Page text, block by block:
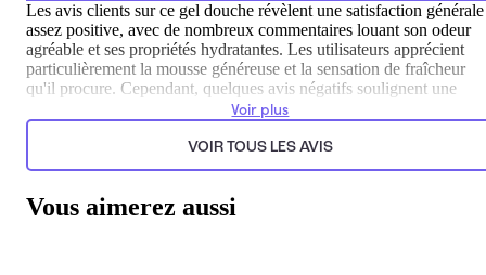
Les avis clients sur ce gel douche révèlent une satisfaction générale
assez positive, avec de nombreux commentaires louant son odeur
agréable et ses propriétés hydratantes. Les utilisateurs apprécient
particulièrement la mousse généreuse et la sensation de fraîcheur
qu'il procure. Cependant, quelques avis négatifs soulignent une
perception de lourdeur de l'odeur et une texture jugée trop épaisse,
ce qui pourrait ne pas convenir à tous les utilisateurs.
Voir plus
VOIR TOUS LES AVIS
Vous aimerez aussi